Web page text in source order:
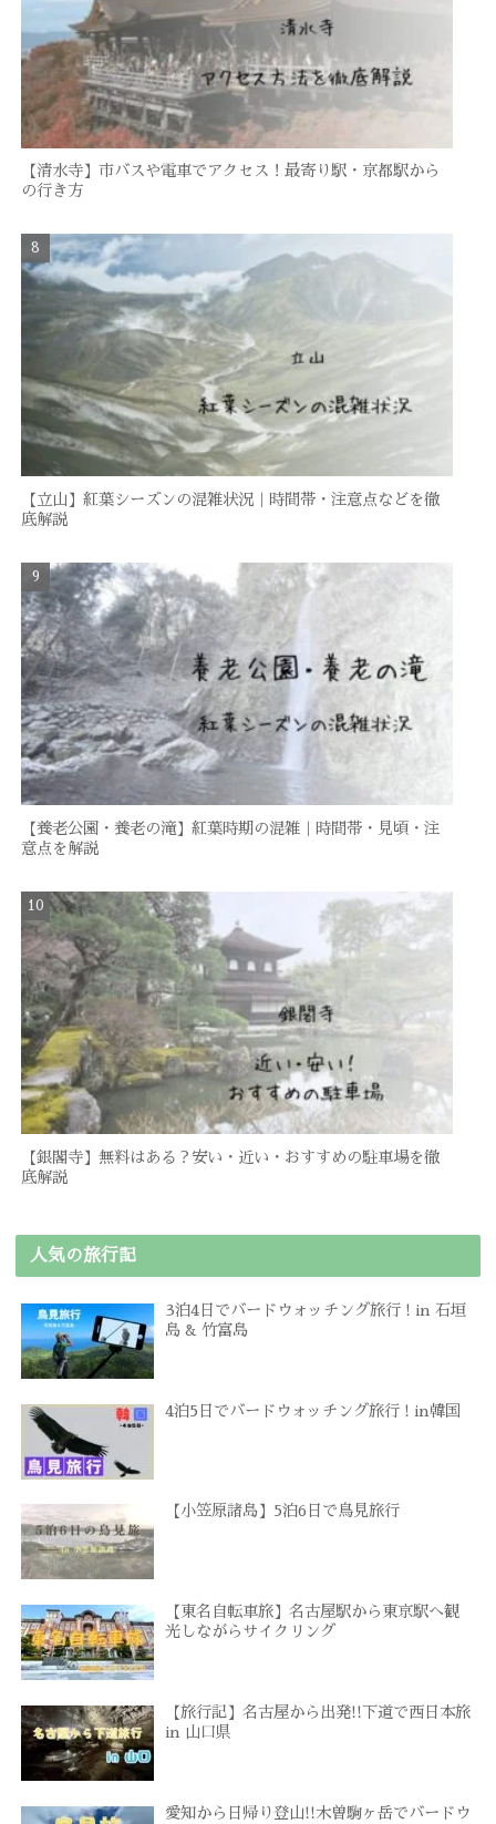
【清水寺】市バスや電車でアクセス！最寄り駅・京都駅から
の行き方
【立山】紅葉シーズンの混雑状況｜時間帯・注意点などを徹
底解説
【養老公園・養老の滝】紅葉時期の混雑｜時間帯・見頃・注
意点を解説
【銀閣寺】無料はある？安い・近い・おすすめの駐車場を徹
底解説
人気の旅行記
3泊4日でバードウォッチング旅行 ! in 石垣
島 & 竹富島
4泊5日でバードウォッチング旅行 ! in韓国
【小笠原諸島】5泊6日で鳥見旅行
【東名自転車旅】名古屋駅から東京駅へ観
光しながらサイクリング
【旅行記】名古屋から出発!!下道で西日本旅
in 山口県
愛知から日帰り登山!!木曽駒ヶ岳でバードウ